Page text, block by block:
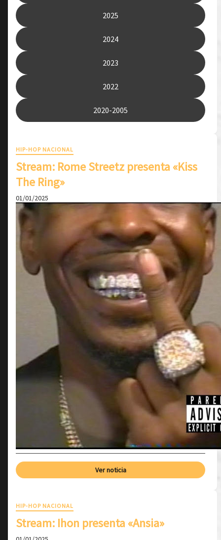
2025
2024
2023
2022
2020-2005
HIP-HOP NACIONAL
Stream: Rome Streetz presenta «Kiss
The Ring»
01/01/2025
Ver noticia
HIP-HOP NACIONAL
Stream: Ihon presenta «Ansia»